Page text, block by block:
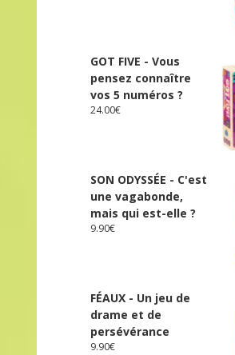
GOT FIVE - Vous
pensez connaître
vos 5 numéros ?
24.00€
SON ODYSSÉE - C'est
une vagabonde,
mais qui est-elle ?
9.90€
FÉAUX - Un jeu de
drame et de
persévérance
9.90€